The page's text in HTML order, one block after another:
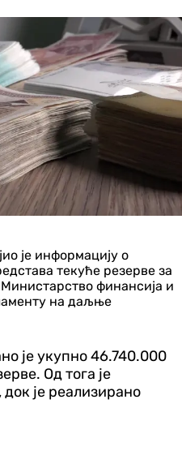
је информацију о
текуће резерве за
финансија и
на даљње
је укупно 46.740.000
Од тога је
је реализирано